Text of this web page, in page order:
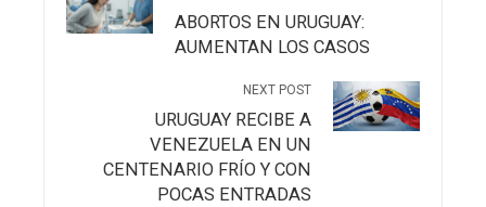
ABORTOS EN URUGUAY:
AUMENTAN LOS CASOS
NEXT POST
URUGUAY RECIBE A
VENEZUELA EN UN
CENTENARIO FRÍO Y CON
POCAS ENTRADAS